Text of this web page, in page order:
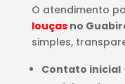
O atendimento
louçasno
simples,
Contato inicial